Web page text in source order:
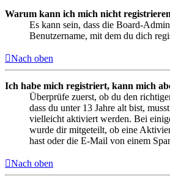
Warum kann ich mich nicht
Es kann sein, dass die Board-
Benutzername, mit dem du dich
Nach oben
Ich habe mich registriert, kann mich
Überprüfe zuerst, ob du den
dass du unter 13 Jahre alt bist,
vielleicht aktiviert werden. Bei
wurde dir mitgeteilt, ob eine
hast oder die E-Mail von einem
Nach oben